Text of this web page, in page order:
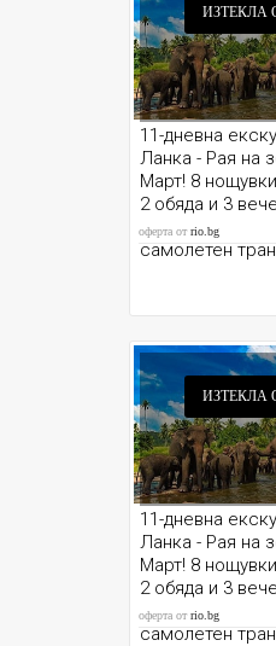
ИЗТЕКЛА
11-дневна
Ланка - Рая на
Март! 8
2 обяда и 3
екскурзионна
самолетен
оферта отrio.bg
ИЗТЕКЛА
11-дневна
Ланка - Рая на
Март! 8
2 обяда и 3
екскурзионна
самолетен
оферта отrio.bg